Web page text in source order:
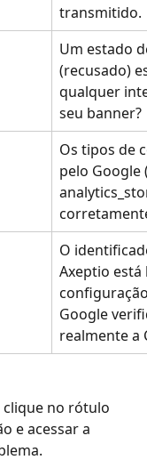
transmitido.
Um estado
(recusado)
qualquer
seu banner?
Os tipos de
pelo Google
O
Axeptio
Google
realmente a
clique no rótulo
e acessar a